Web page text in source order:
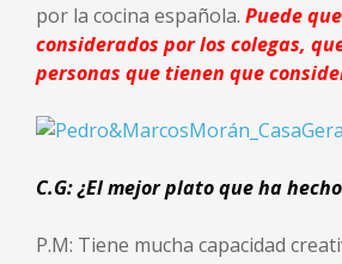
por la cocina española. Puede
considerados por los colegas,
personas que tienen que
C.G: ¿El mejor plato que ha
P.M: Tiene mucha capacidad